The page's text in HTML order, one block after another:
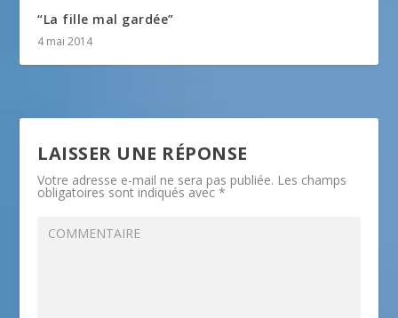
“La fille mal gardée”
4 mai 2014
LAISSER UNE RÉPONSE
Votre adresse e-mail ne sera pas publiée. Les champs
obligatoires sont indiqués avec*